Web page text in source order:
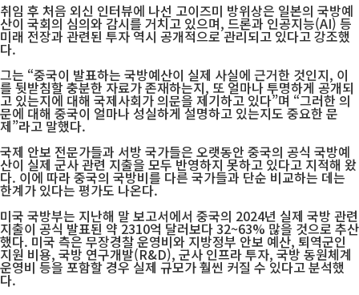
취임 후 처음 외신 인터뷰에 나선 고이즈미 방위상은 일본의 국방예
산이 국회의 심의와 감시를 거치고 있으며, 드론과 인공지능(AI) 등
미래 전장과 관련된 투자 역시 공개적으로 관리되고 있다고 강조했
다.
그는 “중국이 발표하는 국방예산이 실제 사실에 근거한 것인지, 이
를 뒷받침할 충분한 자료가 존재하는지, 또 얼마나 투명하게 공개되
고 있는지에 대해 국제사회가 의문을 제기하고 있다”며 “그러한 의
문에 대해 중국이 얼마나 성실하게 설명하고 있는지도 중요한 문
제”라고 말했다.
국제 안보 전문가들과 서방 국가들은 오랫동안 중국의 공식 국방예
산이 실제 군사 관련 지출을 모두 반영하지 못하고 있다고 지적해 왔
다. 이에 따라 중국의 국방비를 다른 국가들과 단순 비교하는 데는
한계가 있다는 평가도 나온다.
미국 국방부는 지난해 말 보고서에서 중국의 2024년 실제 국방 관련
지출이 공식 발표된 약 2310억 달러보다 32~63% 많을 것으로 추산
했다. 미국 측은 무장경찰 운영비와 지방정부 안보 예산, 퇴역군인
지원 비용, 국방 연구개발(R&D), 군사 인프라 투자, 국방 동원체계
운영비 등을 포함할 경우 실제 규모가 훨씬 커질 수 있다고 분석했
다.